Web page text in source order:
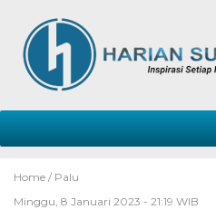
Home / Palu
Minggu, 8 Januari 2023 - 21:19 WIB